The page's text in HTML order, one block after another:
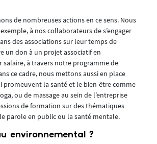
de nombreuses actions en ce sens. Nous
à nos collaborateurs de s’engager
des associations sur leur temps de
un don à un projet associatif en
salaire, à travers notre programme de
ce cadre, nous mettons aussi en place
promeuvent la santé et le bien-être comme
ou de massage au sein de l’entreprise
de formation sur des thématiques
parole en public ou la santé mentale.
environnemental ?